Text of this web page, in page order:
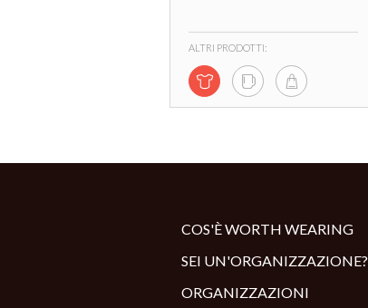
ALTRI PRODOTTI:
COS'È WORTH WEARING
SEI UN'ORGANIZZAZIONE?
ORGANIZZAZIONI